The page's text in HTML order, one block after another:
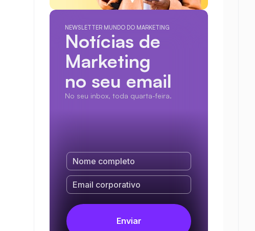
NEWSLETTER MUNDO DO MARKETING
Notícias de
Marketing
no seu email
No seu inbox, toda quarta-feira.